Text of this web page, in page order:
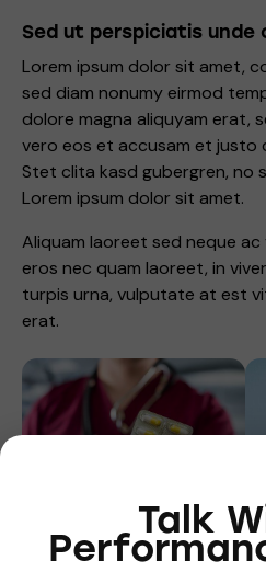
Sed ut perspiciatis
Lorem ipsum dolor sit amet,
sed diam nonumy eirmod
dolore magna aliquyam erat,
vero eos et accusam et justo
Stet clita kasd gubergren, no
Lorem ipsum dolor sit amet.
Aliquam laoreet sed neque ac
eros nec quam laoreet, in
turpis urna, vulputate at est
erat.
Talk